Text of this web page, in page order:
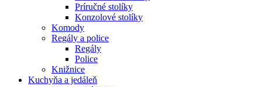
Príručné stolíky
Konzolové stolíky
Komody
Regály a police
Regály
Police
Knižnice
Kuchyňa a jedáleň